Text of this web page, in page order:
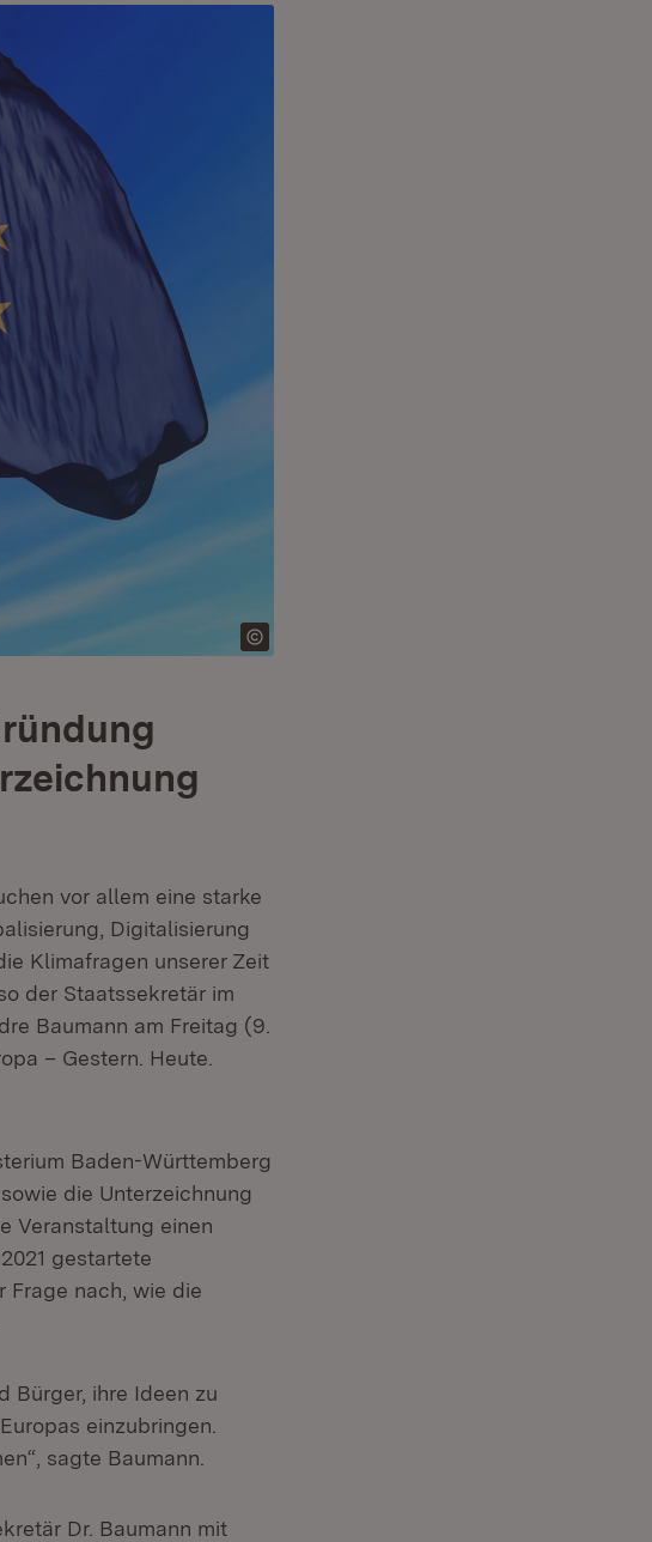
vor allem eine starke
Digitalisierung
Klimafragen unserer Zeit
der Staatssekretär im
Baumann am Freitag (9.
– Gestern. Heute.
Baden-Württemberg
die Unterzeichnung
Veranstaltung einen
gestartete
Frage nach, wie die
Bürger, ihre Ideen zu
einzubringen.
sagte Baumann.
Dr. Baumann mit